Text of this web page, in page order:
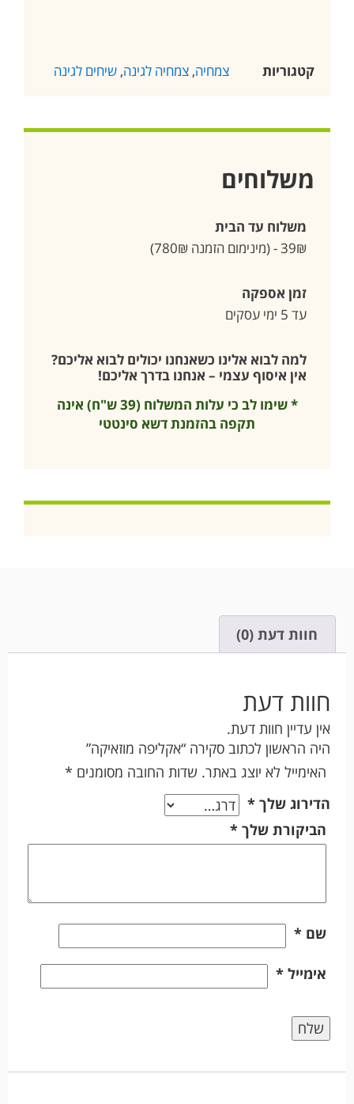
קטגוריות צמחיה, צמחיה לגינה, שיחים לגינה
משלוחים
משלוח עד הבית
39₪ - (מינימום הזמנה 780₪)
זמן אספקה
עד 5 ימי עסקים
למה לבוא אלינו כשאנחנו יכולים לבוא אליכם?
אין איסוף עצמי – אנחנו בדרך אליכם!
* שימו לב כי עלות המשלוח (39 ש"ח) אינה
תקפה בהזמנת דשא סינטטי
חוות דעת (0)
חוות דעת
אין עדיין חוות דעת.
היה הראשון לכתוב סקירה “אקליפה מוזאיקה”
האימייל לא יוצג באתר. שדות החובה מסומנים *
הדירוג שלך *
הביקורת שלך *
שם *
אימייל *